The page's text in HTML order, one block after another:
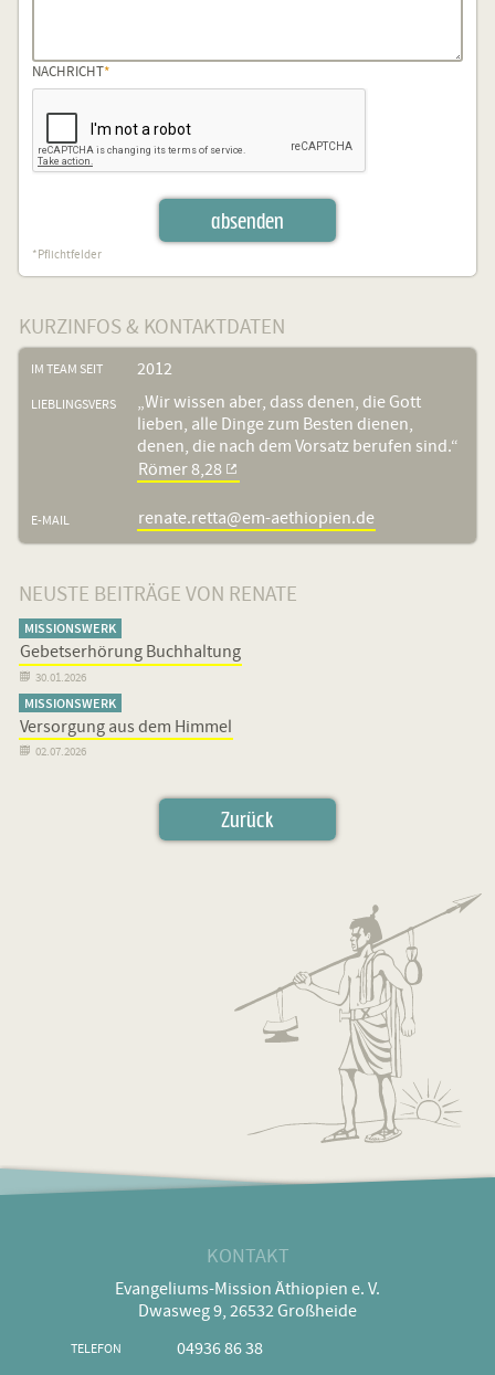
PFLICHTFELD
NACHRICHT *
absenden
*Pflichtfelder
KURZINFOS & KONTAKTDATEN
IM TEAM SEIT 2012
LIEBLINGSVERS
„Wir wissen aber, dass denen, die Gott
lieben, alle Dinge zum Besten dienen,
denen, die nach dem Vorsatz berufen sind.“
Römer 8,28
E-MAIL renate.retta@em-aethiopien.de
NEUSTE BEITRÄGE VON RENATE
MISSIONSWERK
Gebetserhörung Buchhaltung
 30.01.2026
MISSIONSWERK
Versorgung aus dem Himmel
 02.07.2026
Zurück
KONTAKT
Evangeliums-Mission Äthiopien e. V.
Dwasweg 9, 26532 Großheide
TELEFON
04936 86 38